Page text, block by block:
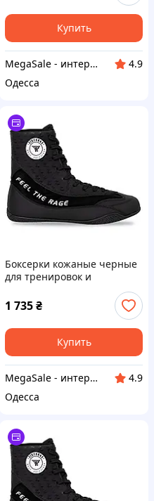
Купить
MegaSale - интернет-супермаркет
4.9
Одесса
Боксерки кожаные черные
для тренировок и
соревнований Fistrage Fight
Gear 6448 размер 41 Black
1 735₴
Купить
MegaSale - интернет-супермаркет
4.9
Одесса